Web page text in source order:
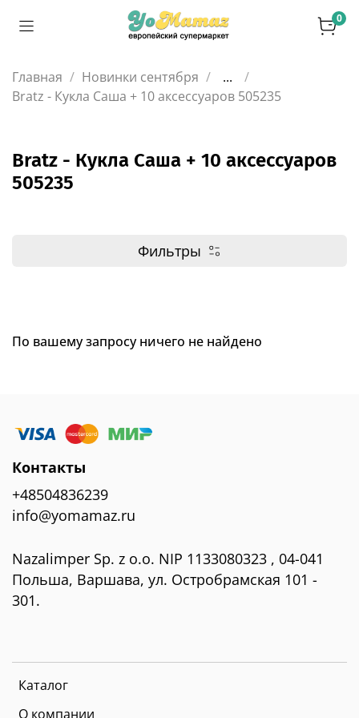
0
Главная Новинки сентября
...
Bratz - Кукла Саша + 10 аксессуаров 505235
Bratz - Кукла Саша + 10 аксессуаров
505235
Фильтры
По вашему запросу ничего не найдено
Каталог
О компании
Контакты
+48504836239
info@yomamaz.ru
Nazalimper Sp. z o.o. NIP 1133080323 , 04-041
Польша, Варшава, ул. Остробрамская 101 -
301.